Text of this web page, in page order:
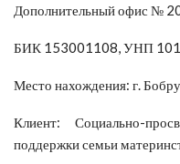
Дополнительный офис №
БИК 153001108, УНП
Место нахождения: г.
Клиент: Социально-
поддержки семьи